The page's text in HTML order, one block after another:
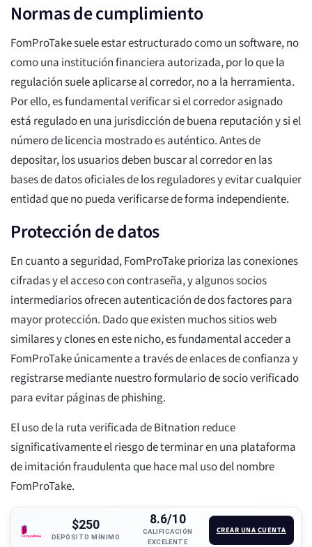
Normas de cumplimiento
FomProTake suele estar estructurado como un software, no
como una institución financiera autorizada, por lo que la
regulación suele aplicarse al corredor, no a la herramienta.
Por ello, es fundamental verificar si el corredor asignado
está regulado en una jurisdicción de buena reputación y si el
número de licencia mostrado es auténtico. Antes de
depositar, los usuarios deben buscar al corredor en las
bases de datos oficiales de los reguladores y evitar cualquier
entidad que no pueda verificarse de forma independiente.
Protección de datos
En cuanto a seguridad, FomProTake prioriza las conexiones
cifradas y el acceso con contraseña, y algunos socios
intermediarios ofrecen autenticación de dos factores para
mayor protección. Dado que existen muchos sitios web
similares y clones en este nicho, es fundamental acceder a
FomProTake únicamente a través de enlaces de confianza y
registrarse mediante nuestro formulario de socio verificado
para evitar páginas de phishing.
El uso de la ruta verificada de Bitnation reduce
significativamente el riesgo de terminar en una plataforma
de imitación fraudulenta que hace mal uso del nombre
FomProTake.
$250
DEPÓSITO MÍNIMO
8.6/10
CALIFICACIÓN
EXCELENTE
CREAR UNA CUENTA